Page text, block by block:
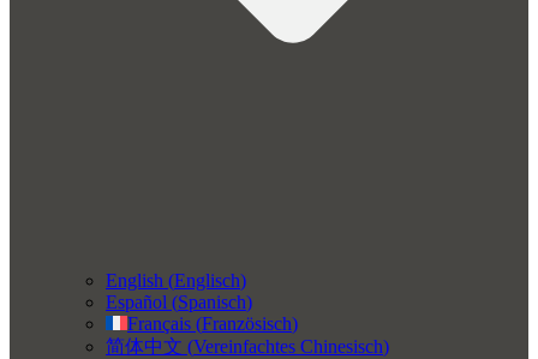
English (Englisch)
Español (Spanisch)
Français (Französisch)
简体中文 (Vereinfachtes Chinesisch)